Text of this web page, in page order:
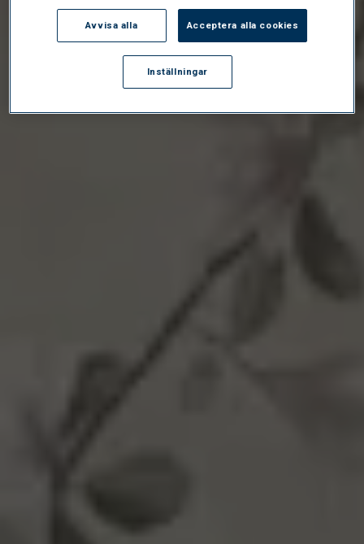
Avvisa alla Acceptera alla cookies
Inställningar